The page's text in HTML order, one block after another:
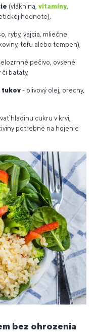
(vláknina, vitamíny,
hodnote),
ryby, vajcia, mliečne
tofu alebo tempeh),
pečivo, ovsené
bataty,
tukov - olivový olej, orechy,
hladinu cukru v krvi,
potrebné na hojenie
bez ohrozenia